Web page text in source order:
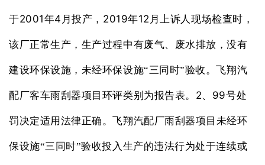
于2001年4 月投产， 2019年12 月上诉人现场检查时，
该厂正常生产，生产过程中有废气、废水排放，没有
建设环保设施，未经环保设施“三同时”验收。飞翔汽
配厂客车雨刮器项目环评类别为报告表。 2、 99号处
罚决定适用法律正确。飞翔汽配厂雨刮器项目未经环
保设施“三同时”验收投入生产的违法行为处于连续或